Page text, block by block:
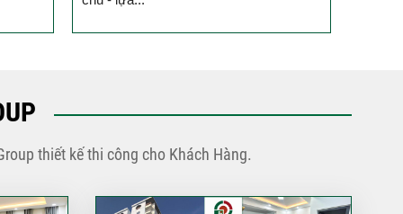
Việt Nhật Group cho gia
công
công tác xây dựng 3 căn
thiết kế thi công cho Khách Hàng.